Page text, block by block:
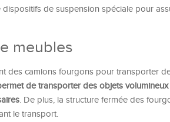
de suspension spéciale pour
meubles
des camions fourgons pour transporter
de transporter des objets
. De plus, la structure fermée des
le transport.